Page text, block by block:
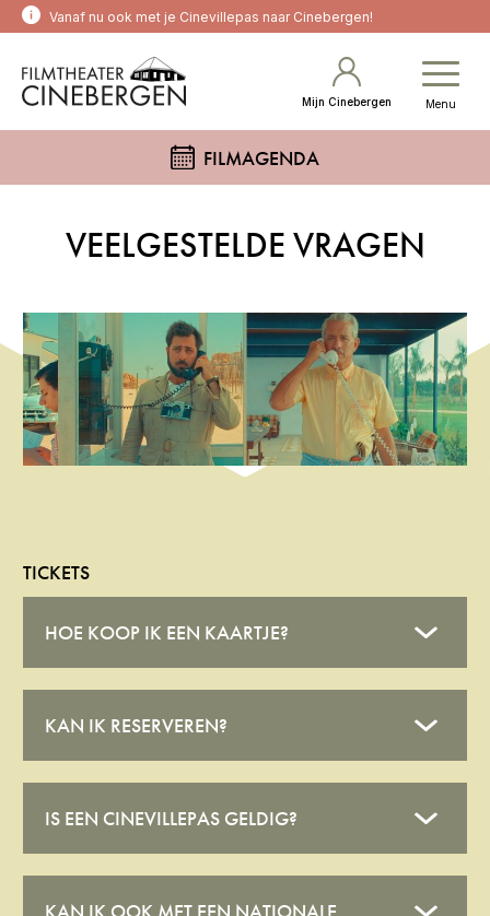
Vanaf nu ook met je Cinevillepas naar Cinebergen!
Mijn Cinebergen Menu
FILMAGENDA
VEELGESTELDE VRAGEN
TICKETS
HOE KOOP IK EEN KAARTJE?
KAN IK RESERVEREN?
IS EEN CINEVILLEPAS GELDIG?